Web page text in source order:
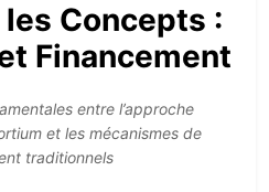
Concepts :
Financement
entre l’approche
et les mécanismes de
traditionnels